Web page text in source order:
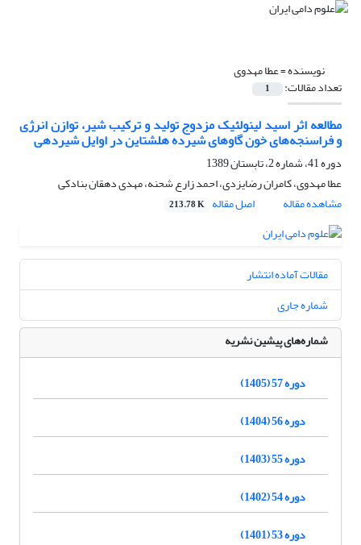
نویسنده =عطا مهدوی
تعداد مقالات: 1
مطالعه اثر اسید لینولئیک مزدوج تولید و ترکیب شیر، توازن انرژی
و فراسنجه‌های خون گاوهای شیرده هلشتاین در اوایل شیردهی
دوره 41، شماره 2، تابستان 1389
عطا مهدوی، کامران رضایزدی، احمد زارع شحنه، مهدی دهقان بنادکی
مشاهده مقاله
اصل مقاله 213.78 K
مقالات آماده انتشار
شماره جاری
شماره‌های پیشین نشریه
دوره 57 (1405)
دوره 56 (1404)
دوره 55 (1403)
دوره 54 (1402)
دوره 53 (1401)